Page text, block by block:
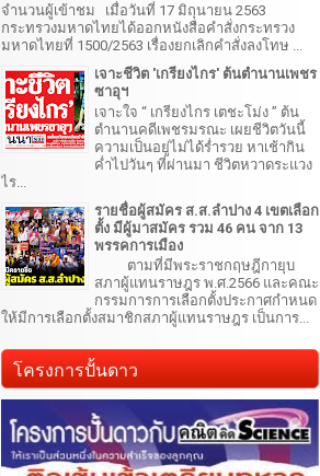
จำนวนผู้เข้าชม เมื่อวันที่ 17 มิถุนายน 2563
กระทรวงมหาดไทยได้ออกหนังสือคำสั่งกระทรวง
มหาดไทยที่ 1500/2563 เรื่องยกเลิกคำสั่งลงโทษ ...
เจาะชีวิต 'เกรียงไกร' ต้นตำนานเพชร
ซาอุฯ
เจาะใจ “ เกรียงไกร เตชะโม่ง ” ต้น
ตำนานคดีเพชรมรณะ เผยชีวิตวันนี้
ความเป็นอยู่ไม่ได้ร่ำรวย หาเช้ากิน
ค่ำไปวันๆ ที่ผ่านมา ชีวิตหวาดระแวง
ไร...
รายชื่อผู้สมัคร ส.ส.ลำปาง 4 เขตเลือก
ตั้ง มีผู้มาสมัคร รวม 46 คน จาก 13
พรรคการเมือง
ตามที่มีพระราชกฤษฎีกายุบ
สภาผู้แทนราษฎร พ.ศ.2566 และคณะ
กรรมการการเลือกตั้งประกาศกำหนด
ให้มีการเลือกตั้งสมาชิกสภาผู้แทนราษฎร เป็นการ...
โครงการปั้นดาว